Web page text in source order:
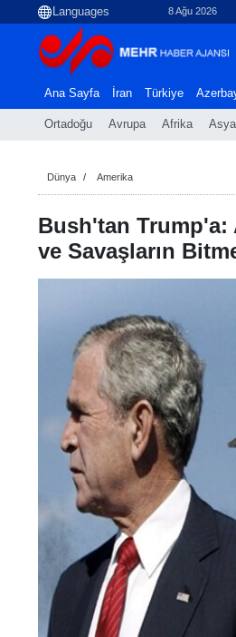
8 Ağu 2026
Ana Sayfa İran Türkiye
Ortadoğu Avrupa Afrika Asya
Dünya Amerika
Bush'tan Trump'a:
ve Savaşların